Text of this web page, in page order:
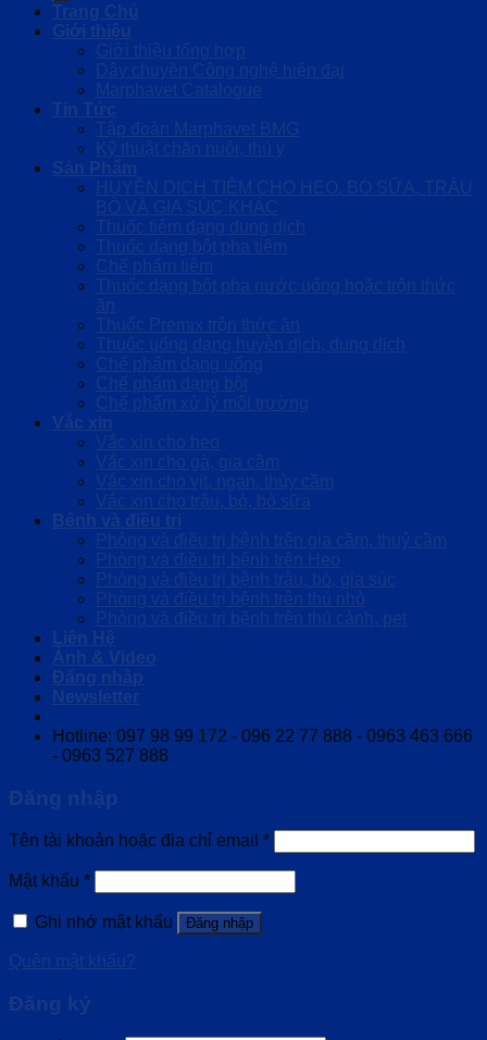
Trang Chủ
Giới thiệu
Giới thiệu tổng hợp
Dây chuyền Công nghệ hiện đại
Marphavet Catalogue
Tin Tức
Tập đoàn Marphavet BMG
Kỹ thuật chăn nuôi, thú y
Sản Phẩm
HUYỄN DỊCH TIÊM CHO HEO, BÒ SỮA, TRÂU
BÒ VÀ GIA SÚC KHÁC
Thuốc tiêm dạng dung dịch
Thuốc dạng bột pha tiêm
Chế phẩm tiêm
Thuốc dạng bột pha nước uống hoặc trộn thức
ăn
Thuốc Premix trộn thức ăn
Thuốc uống dạng huyễn dịch, dung dịch
Chế phẩm dạng uống
Chế phẩm dạng bột
Chế phẩm xử lý môi trường
Vắc xin
Vắc xin cho heo
Vắc xin cho gà, gia cầm
Vắc xin cho vịt, ngan, thủy cầm
Vắc xin cho trâu, bò, bò sữa
Bệnh và điều trị
Phòng và điều trị bệnh trên gia cầm, thuỷ cầm
Phòng và điều trị bệnh trên Heo
Phòng và điều trị bệnh trâu, bò, gia súc
Phòng và điều trị bệnh trên thú nhỏ
Phòng và điều trị bệnh trên thú cảnh, pet
Liên Hệ
Ảnh & Video
Đăng nhập
Newsletter
Hotline: 097 98 99 172 - 096 22 77 888 - 0963 463 666
- 0963 527 888
Đăng nhập
Tên tài khoản hoặc địa chỉ email *
Mật khẩu *
Ghi nhớ mật khẩu Đăng nhập
Quên mật khẩu?
Đăng ký